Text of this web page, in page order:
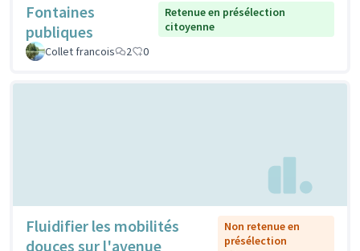
Fontaines
publiques
Retenue en présélection
citoyenne
Collet francois
2 0
Fluidifier les mobilités
douces sur l'avenue
Non retenue en
présélection